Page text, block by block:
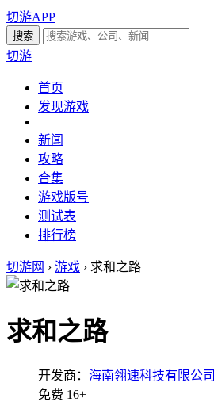
切游APP
切游
首页
发现游戏
新闻
攻略
合集
游戏版号
测试表
排行榜
切游网 › 游戏 › 求和之路
求和之路
开发商： 海南翎速科技有限公司
免费 16+